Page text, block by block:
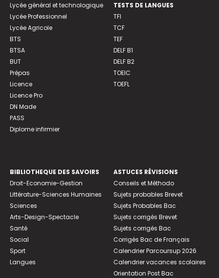
Lycée général et technologique
Lycée Professionnel
Lycée Agricole
BTS
BTSA
BUT
Prépas
Licence
Licence Pro
DN Made
PASS
Diplome infirmier
TESTS DE LANGUES
TFI
TCF
TEF
DELF B1
DELF B2
TOEIC
TOEFL
BIBLIOTHEQUE DES SAVOIRS
Droit-Economie-Gestion
Littérature-Sciences Humaines
Sciences
Arts-Design-Spectacle
Santé
Social
Sport
Langues
ASTUCES RÉVISIONS
Conseils et Méthodo
Sujets probables Brevet
Sujets Probables Bac
Sujets corrigés Brevet
Sujets corrigés Bac
Corrigés Bac de Français
Calendrier Parcoursup 2026
Calendrier vacances scolaires
Orientation Post Bac